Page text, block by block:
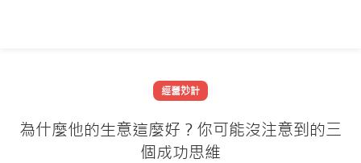
經營妙計
為什麼他的生意這麼好？你可能沒注意到的三
個成功思維